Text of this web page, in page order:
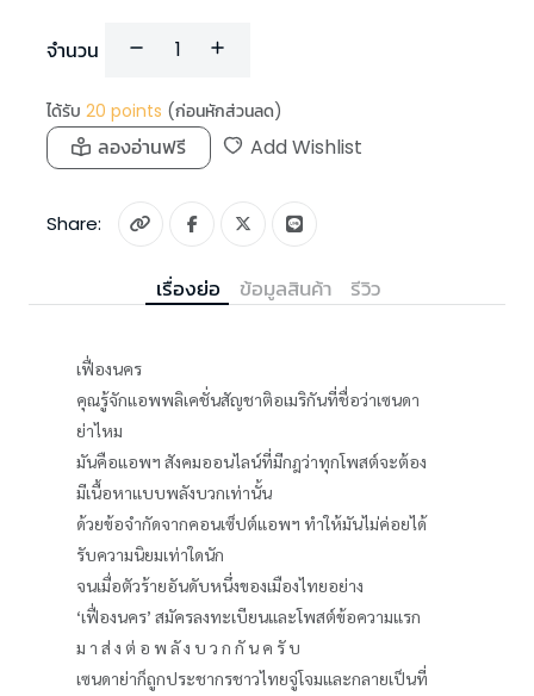
จำนวน
ได้รับ 20 points (ก่อนหักส่วนลด)
ลองอ่านฟรี Add Wishlist
Share:
เรื่องย่อ ข้อมูลสินค้า รีวิว
เฟื่องนคร
คุณรู้จักแอพพลิเคชั่นสัญชาติอเมริกันที่ชื่อว่าเซนดา
ย่าไหม
มันคือแอพฯ สังคมออนไลน์ที่มีกฎว่าทุกโพสต์จะต้อง
มีเนื้อหาแบบพลังบวกเท่านั้น
ด้วยข้อจำกัดจากคอนเซ็ปต์แอพฯ ทำให้มันไม่ค่อยได้
รับความนิยมเท่าใดนัก
จนเมื่อตัวร้ายอันดับหนึ่งของเมืองไทยอย่าง
‘เฟื่องนคร’ สมัครลงทะเบียนและโพสต์ข้อความแรก
ม า ส่ ง ต่ อ พ ลั ง บ ว ก กั น ค รั บ
เซนดาย่าก็ถูกประชากรชาวไทยจู่โจมและกลายเป็นที่